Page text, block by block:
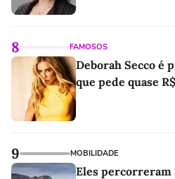
8 FAMOSOS
Deborah Secco é
que pede quase
9 MOBILIDADE
Eles percorreram